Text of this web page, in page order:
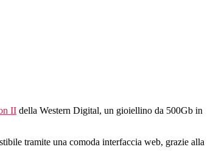
II della Western Digital, un gioiellino da 500Gb in
tramite una comoda interfaccia web, grazie alla